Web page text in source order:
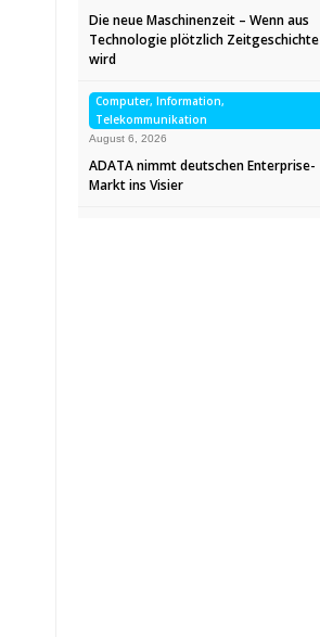
Die neue Maschinenzeit – Wenn aus
Technologie plötzlich Zeitgeschichte
wird
Computer, Information,
Telekommunikation
August 6, 2026
ADATA nimmt deutschen Enterprise-
Markt ins Visier